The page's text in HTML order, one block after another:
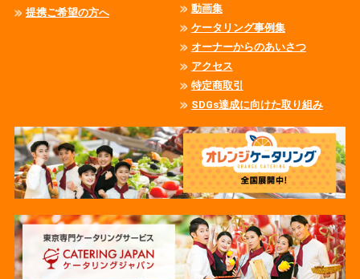
提携ご希望の方へ
動画集
ケータリング事例集
オーナーからのあいさつ
アクセス
特定商取引
SDGs達成に向けた取り組み